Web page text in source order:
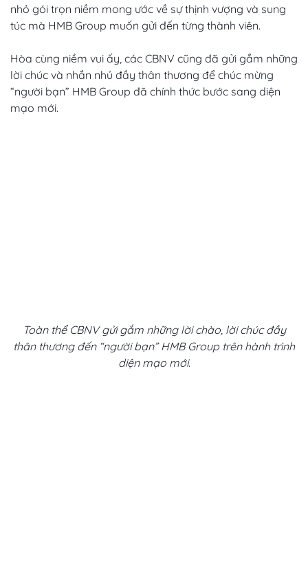
nhỏ gói trọn niềm mong ước về sự thịnh vượng và sung
túc mà HMB Group muốn gửi đến từng thành viên.
Hòa cùng niềm vui ấy, các CBNV cũng đã gửi gắm những
lời chúc và nhắn nhủ đầy thân thương để chúc mừng
“người bạn” HMB Group đã chính thức bước sang diện
mạo mới.
Toàn thể CBNV gửi gắm những lời chào, lời chúc đầy
thân thương đến “người bạn” HMB Group trên hành trình
diện mạo mới.